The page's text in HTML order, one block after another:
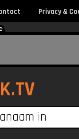
Privacy &